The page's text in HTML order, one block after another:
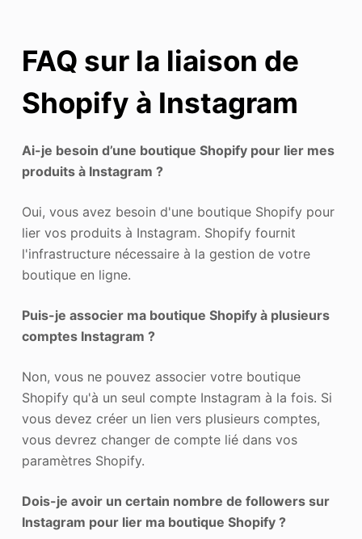
FAQ sur la liaison de
Shopify à Instagram
Ai-je besoin d’une boutique Shopify pour lier mes
produits à Instagram ?
Oui, vous avez besoin d'une boutique Shopify pour
lier vos produits à Instagram. Shopify fournit
l'infrastructure nécessaire à la gestion de votre
boutique en ligne.
Puis-je associer ma boutique Shopify à plusieurs
comptes Instagram ?
Non, vous ne pouvez associer votre boutique
Shopify qu'à un seul compte Instagram à la fois. Si
vous devez créer un lien vers plusieurs comptes,
vous devrez changer de compte lié dans vos
paramètres Shopify.
Dois-je avoir un certain nombre de followers sur
Instagram pour lier ma boutique Shopify ?